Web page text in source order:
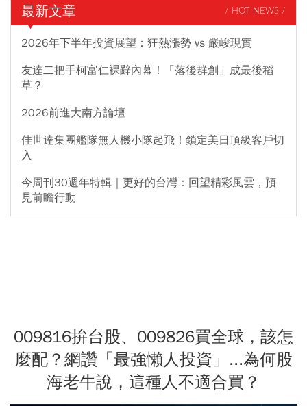
最新文章 / HOT NEWS /
2026年下半年投資展望：狂熱漲勢 vs 嚴峻現實
友達二把手柯富仁裸辭內幕！「落後群創」成最後稻
草？
2026前進大南方論壇
佳世達集團艦隊無人機小隊起飛！鎖定美日頂級客戶切
入
今周刊30週年特輯｜更好的台灣：回望精彩風雲，預
見前瞻行動
009816拚台股、009826買全球，該怎
麼配？網讚「最強懶人投資」...為何股
海老牛說，這種人不適合買？